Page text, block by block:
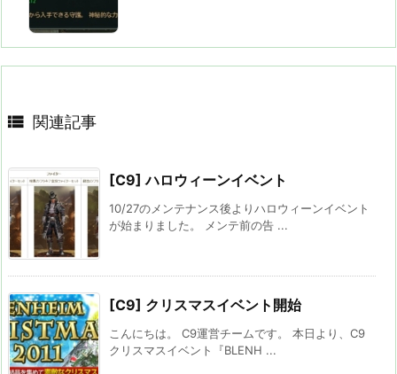
 関連記事
[C9] ハロウィーンイベント
10/27のメンテナンス後よりハロウィーンイベント
が始まりました。 メンテ前の告 ...
[C9] クリスマスイベント開始
こんにちは。 C9運営チームです。 本日より、C9
クリスマスイベント『BLENH ...